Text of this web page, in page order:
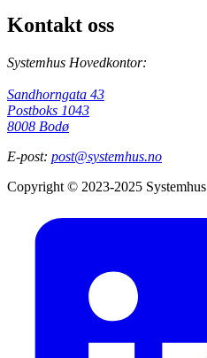
Kontakt oss
Systemhus Hovedkontor:
Sandhorngata 43
Postboks 1043
8008 Bodø
E-post: post@systemhus.no
Copyright © 2023-2025 Systemhus